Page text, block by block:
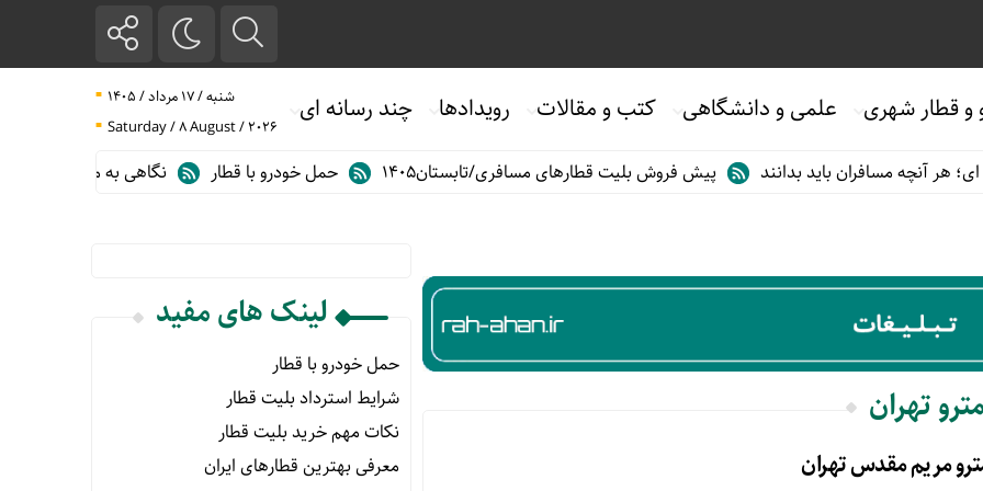
و قطار شهری علمی و دانشگاهی کتب و مقالات رویدادها چند رسانه ای
شنبه / ۱۷ مرداد / ۱۴۰۵
Saturday / 8 August / 2026
آنچه مسافران باید بدانند پیش فروش بلیت قطارهای مسافری/تابستان۱۴۰۵ حمل خودرو با قطار نگاهی به مهم ترین آمارهای حمل
تهران
مریم مقدس تهران
لینک های مفید
حمل خودرو با قطار
شرایط استرداد بلیت قطار
نکات مهم خرید بلیت قطار
معرفی بهترین قطارهای ایران